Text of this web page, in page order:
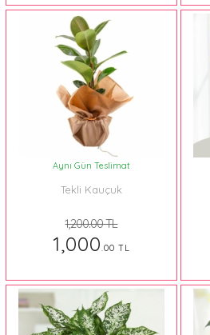
Aynı Gün Teslimat
Tekli Kauçuk
1,200.00 TL
1,000.00 TL